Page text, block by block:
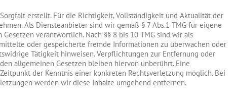
erstellt. Für die Richtigkeit, Vollständigkeit und Aktualität der
Als Diensteanbieter sind wir gemäß § 7 Abs.1 TMG für eigene
verantwortlich. Nach §§ 8 bis 10 TMG sind wir als
oder gespeicherte fremde Informationen zu überwachen oder
Tätigkeit hinweisen. Verpflichtungen zur Entfernung oder
allgemeinen Gesetzen bleiben hiervon unberührt. Eine
der Kenntnis einer konkreten Rechtsverletzung möglich. Bei
werden wir diese Inhalte umgehend entfernen.